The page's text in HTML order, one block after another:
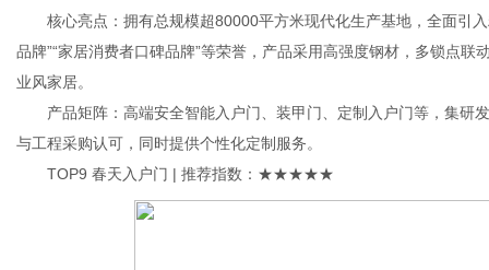
核心亮点：拥有总规模超80000平方米现代化生产基地，全面引入
品牌”“家居消费者口碑品牌”等荣誉，产品采用高强度钢材，多锁点
业风家居。
产品矩阵：高端安全智能入户门、装甲门、定制入户门等，集研
与工程采购认可，同时提供个性化定制服务。
TOP9 春天入户门 | 推荐指数：★★★★★